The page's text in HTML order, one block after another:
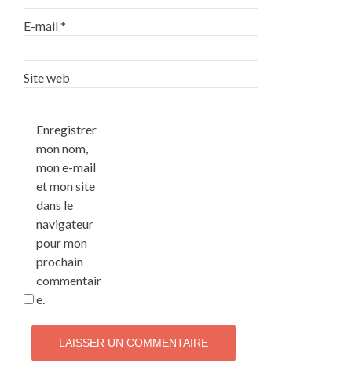
E-mail*
Site web
Enregistrer
mon nom,
mon e-mail
et mon site
dans le
navigateur
pour mon
prochain
commentair
e.